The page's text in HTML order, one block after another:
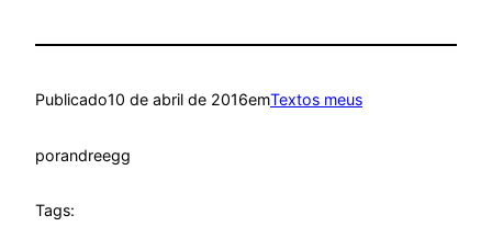
Publicado10 de abril de 2016emTextos meus
porandreegg
Tags: